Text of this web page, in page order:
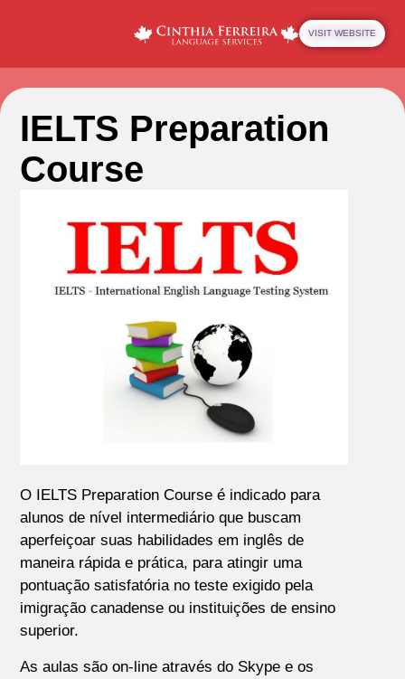
VISIT WEBSITE
IELTS Preparation
Course
O IELTS Preparation Course é indicado para
alunos de nível intermediário que buscam
aperfeiçoar suas habilidades em inglês de
maneira rápida e prática, para atingir uma
pontuação satisfatória no teste exigido pela
imigração canadense ou instituições de ensino
superior.
As aulas são on-line através do Skype e os